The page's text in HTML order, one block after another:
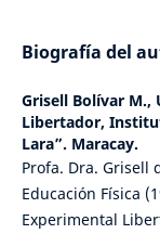
Biografía del
Grisell Bolívar M.,
Libertador,
Lara”. Maracay.
Profa. Dra. Grisell
Educación Física
Experimental